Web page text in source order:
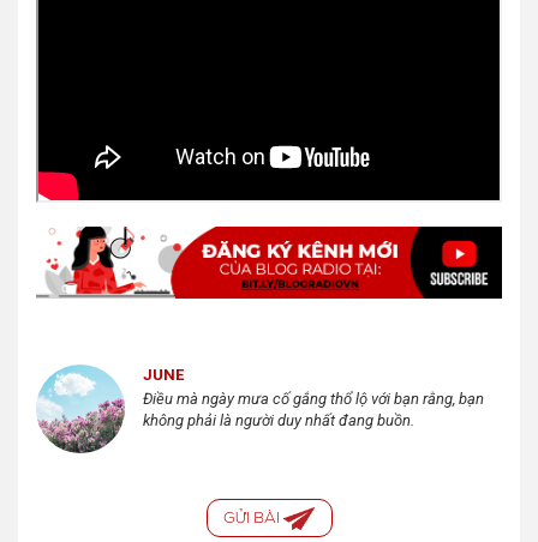
JUNE
Điều mà ngày mưa cố gắng thổ lộ với bạn rằng, bạn
không phải là người duy nhất đang buồn.
GỬI BÀI